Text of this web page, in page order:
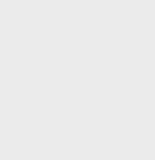
50 AIR 4T 2V E2 '09-'16
125i AIR 4T 2V E3 '12-'13
DD 50 H2O 2T E2 '07-'17
DD 50 H2O 2T E4 '18-'20
DT 50 AIR 2T E2 '04-'06
DT 50 AIR 2T E2 '07-'15
AIR 2T E2 '06-'11
125 L H2O 4T E3 '06
200 L H2O 4T E2 '03-'05
200 L H2O 4T E2 '06-'08
4T E3 '07-'12
4T E3 '05-'13